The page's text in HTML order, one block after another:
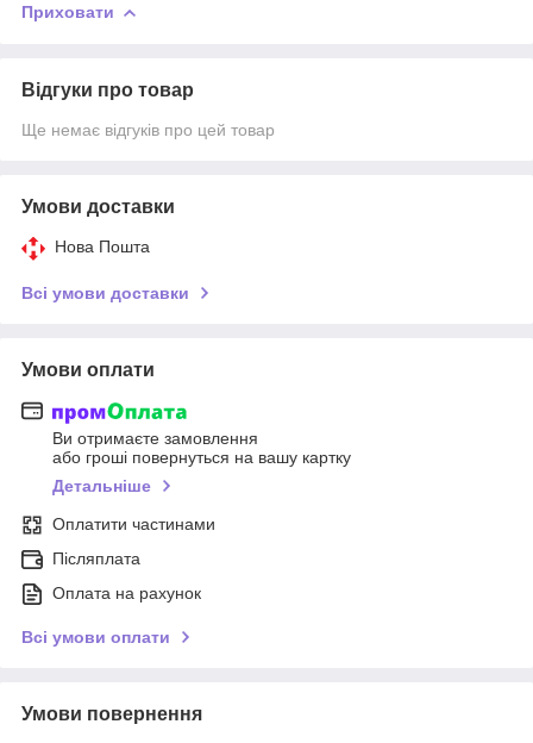
Приховати
Відгуки про товар
Ще немає відгуків про цей товар
Умови доставки
Нова Пошта
Всі умови доставки
Умови оплати
Ви отримаєте замовлення
або гроші повернуться на вашу картку
Детальніше
Оплатити частинами
Післяплата
Оплата на рахунок
Всі умови оплати
Умови повернення